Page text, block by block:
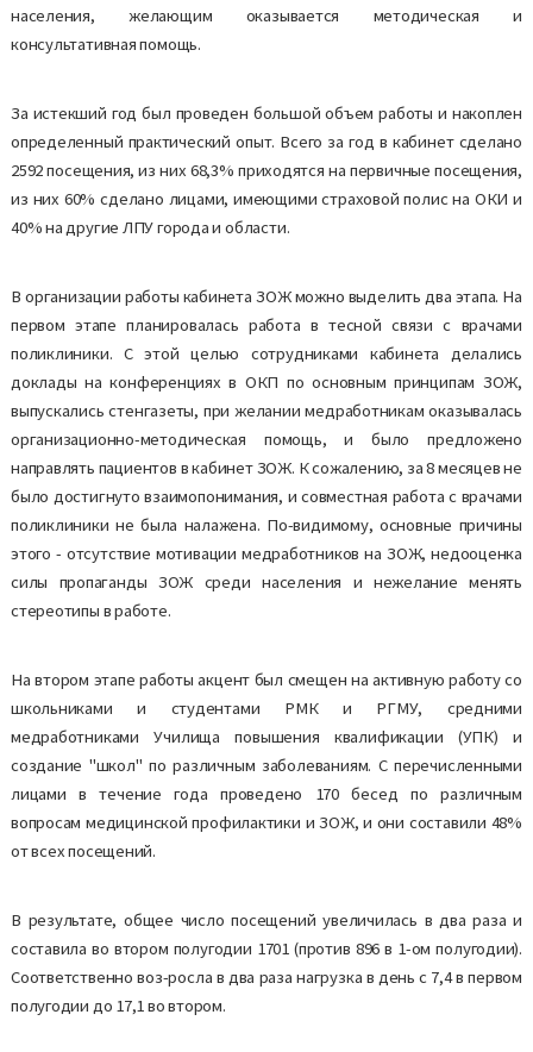
населения, желающим оказывается методическая и
консультативная помощь.
За истекший год был проведен большой объем работы и накоплен
определенный практический опыт. Всего за год в кабинет сделано
2592 посещения, из них 68,3% приходятся на первичные посещения,
из них 60% сделано лицами, имеющими страховой полис на ОКИ и
40% на другие ЛПУ города и области.
В организации работы кабинета ЗОЖ можно выделить два этапа. На
первом этапе планировалась работа в тесной связи с врачами
поликлиники. С этой целью сотрудниками кабинета делались
доклады на конференциях в ОКП по основным принципам ЗОЖ,
выпускались стенгазеты, при желании медработникам оказывалась
организационно-методическая помощь, и было предложено
направлять пациентов в кабинет ЗОЖ. К сожалению, за 8 месяцев не
было достигнуто взаимопонимания, и совместная работа с врачами
поликлиники не была налажена. По-видимому, основные причины
этого - отсутствие мотивации медработников на ЗОЖ, недооценка
силы пропаганды ЗОЖ среди населения и нежелание менять
стереотипы в работе.
На втором этапе работы акцент был смещен на активную работу со
школьниками и студентами РМК и РГМУ, средними
медработниками Училища повышения квалификации (УПК) и
создание "школ" по различным заболеваниям. С перечисленными
лицами в течение года проведено 170 бесед по различным
вопросам медицинской профилактики и ЗОЖ, и они составили 48%
от всех посещений.
В результате, общее число посещений увеличилась в два раза и
составила во втором полугодии 1701 (против 896 в 1-ом полугодии).
Соответственно воз-росла в два раза нагрузка в день с 7,4 в первом
полугодии до 17,1 во втором.